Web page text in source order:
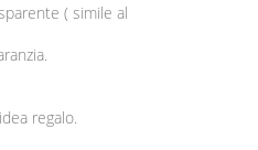
( simile al
regalo.